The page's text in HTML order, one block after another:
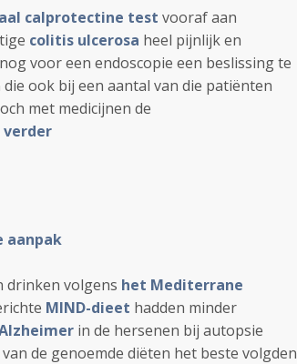
calprotectine test vooraf aan
colitis ulcerosa heel pijnlijk en
voor een endoscopie een beslissing te
ook bij een aantal van die patiënten
met medicijnen de
verder
aanpak
drinken volgens het Mediterrane
MIND-dieet hadden minder
in de hersenen bij autopsie
de genoemde diëten het beste volgden